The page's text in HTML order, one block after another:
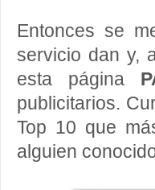
Entonces se
servicio dan y,
esta página
publicitarios.
Top 10 que
alguien